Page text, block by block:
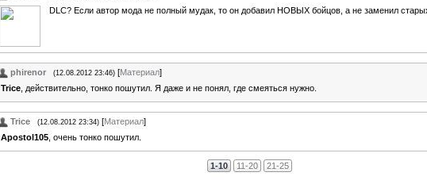
DLC? Если автор мода не полный мудaк, то он добавил НОВЫХ бойцов, а не заменил
phirenor (12.08.2012 23:46) [Материал]
Trice , действительно, тонко пошутил. Я даже и не понял, где смеяться нужно.
Trice (12.08.2012 23:34) [Материал]
Apostol105 , очень тонко пошутил.
1-10 11-20 21-25